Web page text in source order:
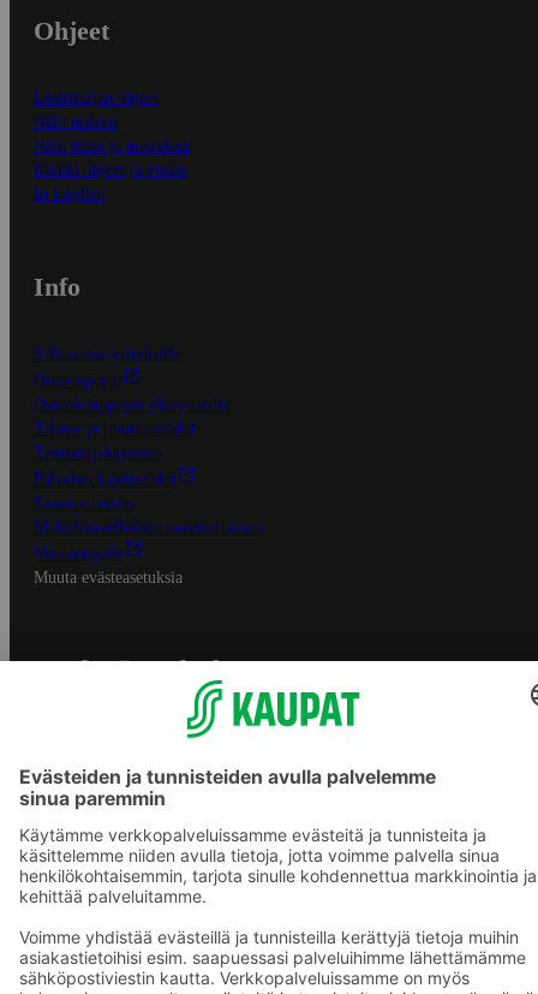
Ohjeet
Ensitilaajan ohjeet
Näin maksat
Näin tilaat ja muokkaat
Kaikki ohjeet ja vinkit
In English
Info
S-Business yrityksille
Oiva-raportit
Osuuskauppojen yhteystiedot
Tilaus- ja toimitusehdot
Tietosuojakäytäntö
Palvelun käyttöehdot
Saavutettavuus
Mobiilisovelluksen saavutettavuus
Mainostajalle
Muuta evästeasetuksia
S-ryhmän palvelut
Asiakasomistajuus
Yhteishyvä Ruoka -sovellus
Prisma.fi
Sokos.fi
S-Pankki
Sokos Hotels
Raflaamo